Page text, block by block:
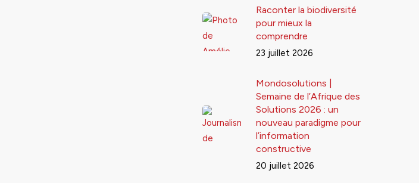
Raconter la biodiversité
pour mieux la
comprendre
23 juillet 2026
Mondosolutions |
Semaine de l’Afrique des
Solutions 2026 : un
nouveau paradigme pour
l’information
constructive
20 juillet 2026